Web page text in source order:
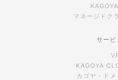
マネージドク
サービ
KAGOYA
カゴヤ・ド